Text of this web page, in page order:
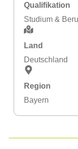
Qualifikation
Studium &
Land
Deutschland
Region
Bayern